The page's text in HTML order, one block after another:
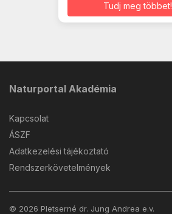
Tudj meg többet!
Naturportal Akadémia
Kapcsolat
ÁSZF
Adatkezelési tájékoztató
Rendszerkövetelmények
© 2026 Pletserné dr. Jung Andrea e.v.